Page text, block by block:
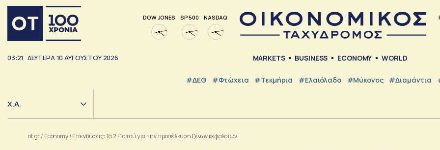
DOW JONES SP 500 NASDAQ
03:21 ΔΕΥΤΕΡΑ10 ΑΥΓΟΥΣΤΟΥ 2026 MARKETS BUSINESS ECONOMY WORLD
#ΔΕΘ #Φτώχεια #Τεκμήρια #Ελαιόλαδο #Μύκονος #Διαμάντια
Χ.Α.
ot.gr/ Economy/Επενδύσεις: Τα 2+1 ατού για την προσέλκυση ξένων κεφαλαίων